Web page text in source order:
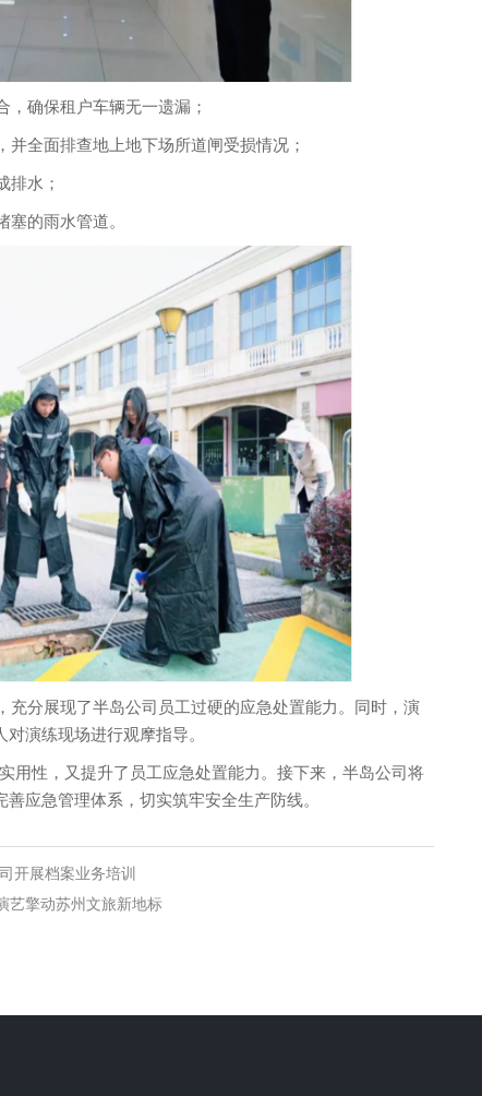
确保租户车辆无一遗漏；
全面排查地上地下场所道闸受损情况；
水；
的雨水管道。
分展现了半岛公司员工过硬的应急处置能力。同时，演
演练现场进行观摩指导。
性，又提升了员工应急处置能力。接下来，半岛公司将
应急管理体系，切实筑牢安全生产防线。
开展档案业务培训
艺擎动苏州文旅新地标